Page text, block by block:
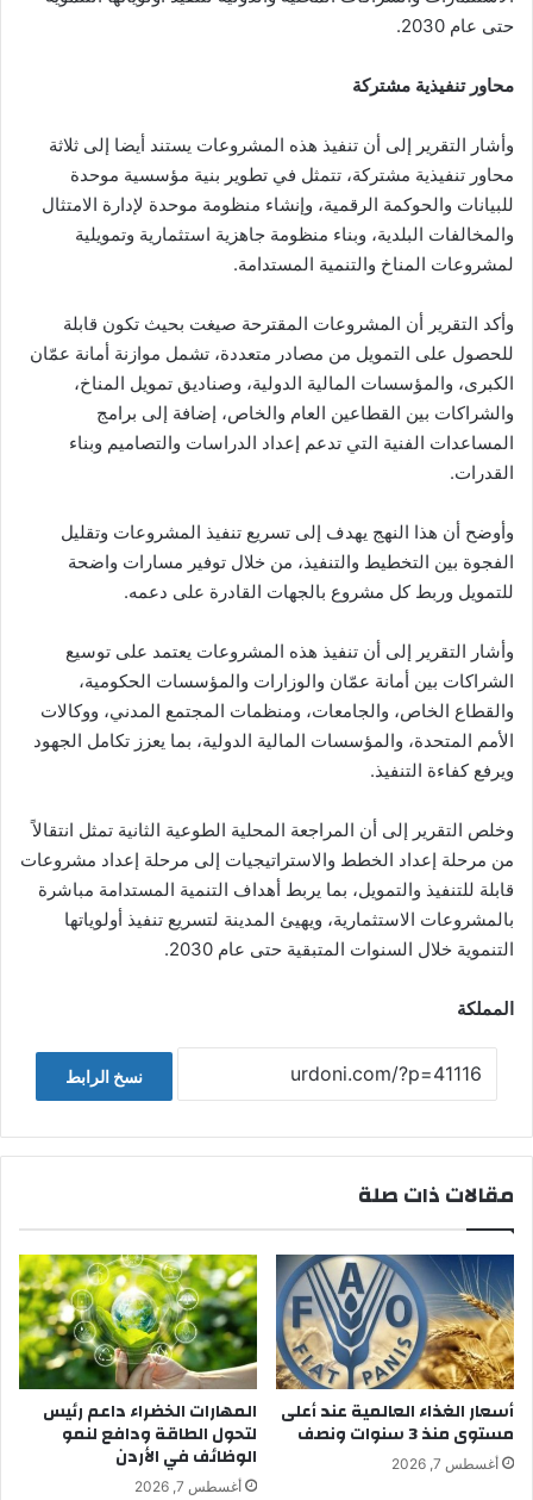
حتى عام 2030.
محاور تنفيذية مشتركة
وأشار التقرير إلى أن تنفيذ هذه المشروعات يستند أيضا إلى ثلاثة
محاور تنفيذية مشتركة، تتمثل في تطوير بنية مؤسسية موحدة
للبيانات والحوكمة الرقمية، وإنشاء منظومة موحدة لإدارة الامتثال
والمخالفات البلدية، وبناء منظومة جاهزية استثمارية وتمويلية
لمشروعات المناخ والتنمية المستدامة.
وأكد التقرير أن المشروعات المقترحة صيغت بحيث تكون قابلة
للحصول على التمويل من مصادر متعددة، تشمل موازنة أمانة عمّان
الكبرى، والمؤسسات المالية الدولية، وصناديق تمويل المناخ،
والشراكات بين القطاعين العام والخاص، إضافة إلى برامج
المساعدات الفنية التي تدعم إعداد الدراسات والتصاميم وبناء
القدرات.
وأوضح أن هذا النهج يهدف إلى تسريع تنفيذ المشروعات وتقليل
الفجوة بين التخطيط والتنفيذ، من خلال توفير مسارات واضحة
للتمويل وربط كل مشروع بالجهات القادرة على دعمه.
وأشار التقرير إلى أن تنفيذ هذه المشروعات يعتمد على توسيع
الشراكات بين أمانة عمّان والوزارات والمؤسسات الحكومية،
والقطاع الخاص، والجامعات، ومنظمات المجتمع المدني، ووكالات
الأمم المتحدة، والمؤسسات المالية الدولية، بما يعزز تكامل الجهود
ويرفع كفاءة التنفيذ.
وخلص التقرير إلى أن المراجعة المحلية الطوعية الثانية تمثل انتقالاً
من مرحلة إعداد الخطط والاستراتيجيات إلى مرحلة إعداد مشروعات
قابلة للتنفيذ والتمويل، بما يربط أهداف التنمية المستدامة مباشرة
بالمشروعات الاستثمارية، ويهيئ المدينة لتسريع تنفيذ أولوياتها
التنموية خلال السنوات المتبقية حتى عام 2030.
المملكة
نسخ الرابط
مقالات ذات صلة
أسعار الغذاء العالمية عند أعلى
مستوى منذ 3 سنوات ونصف
أغسطس 7, 2026
المهارات الخضراء داعم رئيس
لتحول الطاقة ودافع لنمو
الوظائف في الأردن
أغسطس 7, 2026